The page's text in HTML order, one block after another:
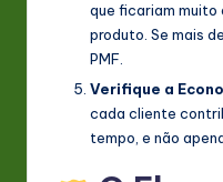
que ficariam muito
produto. Se mais
PMF.
Verifique a
cada cliente
tempo, e não